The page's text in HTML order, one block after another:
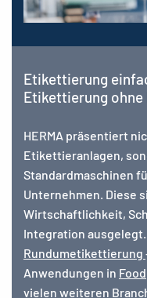
Etikettierung
Etikettierung
HERMA präsentiert
Etikettieranlagen,
Standardmaschinen
Unternehmen. Diese
Wirtschaftlichkeit,
Integration ausgelegt.
Rundumetikettierung
Anwendungen in Food
vielen weiteren